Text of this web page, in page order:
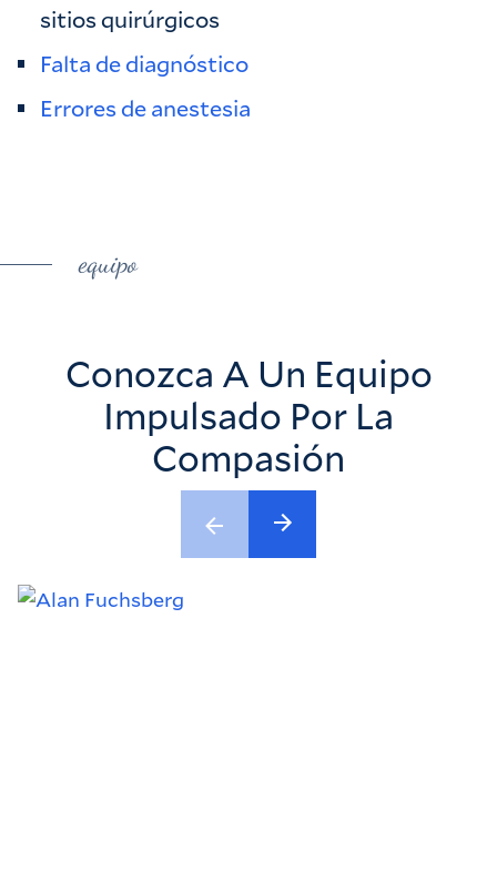
sitios quirúrgicos
Falta de diagnóstico
Errores de anestesia
equipo
Conozca A Un Equipo
Impulsado Por La
Compasión